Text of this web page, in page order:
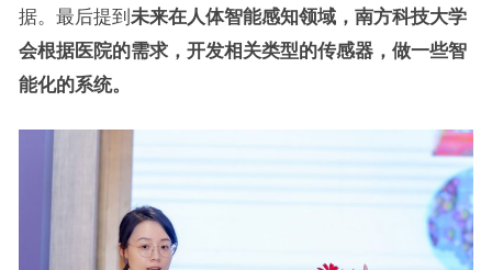
据。最后提到 未来在人体智能感知领域，南方科技大学
会根据医院的需求，开发相关类型的传感器，做一些智
能化的系统。